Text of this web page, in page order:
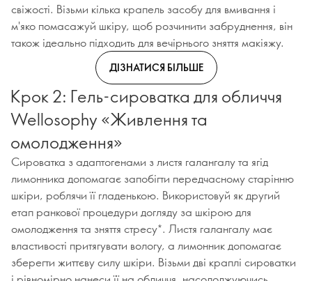
свіжості. Візьми кілька крапель засобу для вмивання і
м'яко помасажуй шкіру, щоб розчинити забруднення, він
також ідеально підходить для вечірнього зняття макіяжу.
ДІЗНАТИСЯ БІЛЬШЕ
Крок 2: Гель-сироватка для обличчя
Wellosophy «Живлення та
омолодження»
Сироватка з адаптогенами з листя галангалу та ягід
лимонника допомагає запобігти передчасному старінню
шкіри, роблячи її гладенькою. Використовуй як другий
етап ранкової процедури догляду за шкірою для
омолодження та зняття стресу*. Листя галангалу має
властивості притягувати вологу, а лимонник допомагає
зберегти життєву силу шкіри. Візьми дві краплі сироватки